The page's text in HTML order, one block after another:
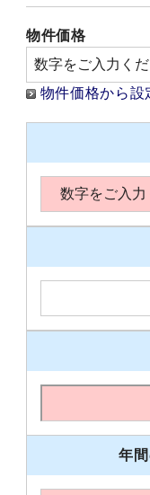
物件価格
物件価格から設
年